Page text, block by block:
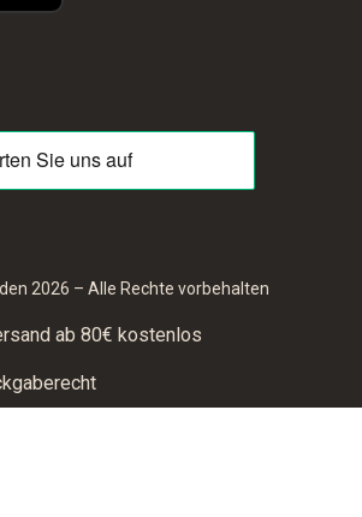
2026 – Alle Rechte vorbehalten
ab 80€ kostenlos